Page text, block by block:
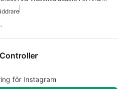
För Android
för Instagram